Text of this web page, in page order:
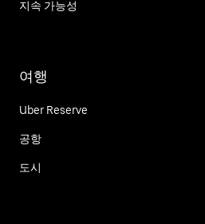
지속 가능성
여행
Uber Reserve
공항
도시